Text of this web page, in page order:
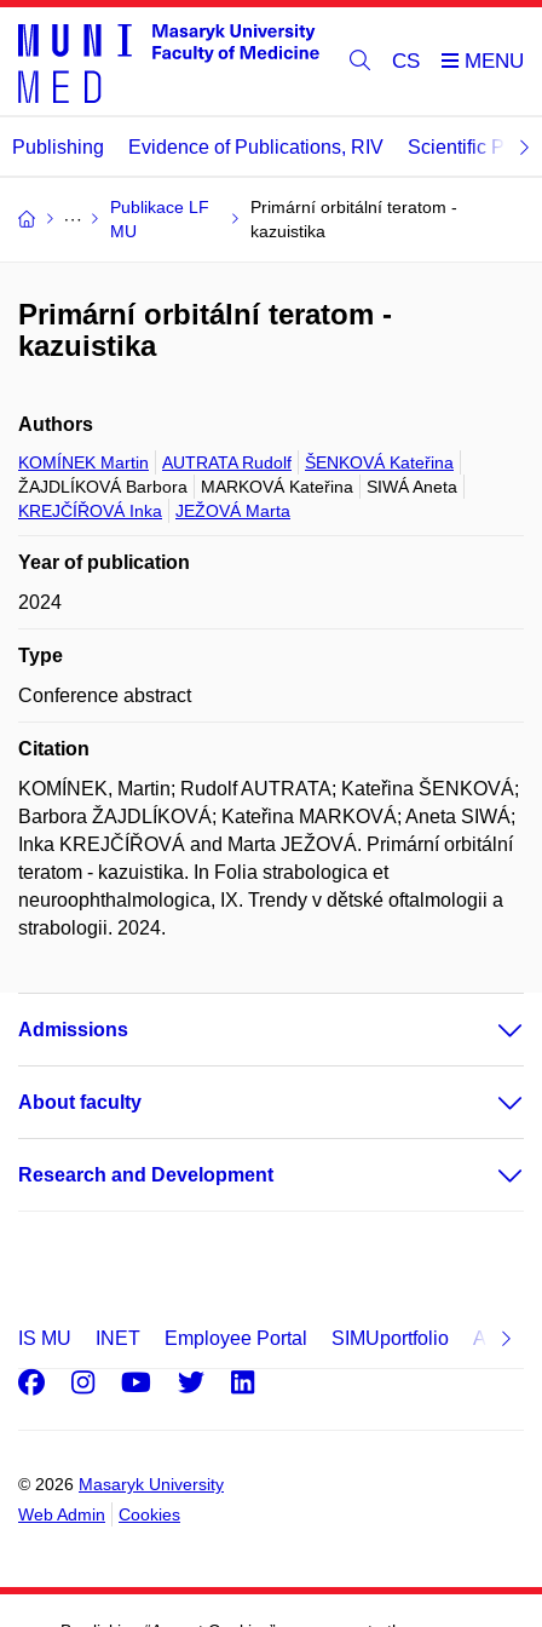
CS
Publishing Evidence of Publications, RIV Scientific
Publikace LF
MU
Primární orbitální teratom -
kazuistika
Primární orbitální teratom -
kazuistika
Authors
KOMÍNEK Martin AUTRATA Rudolf
ŠENKOVÁ Kateřina
ŽAJDLÍKOVÁ Barbora
MARKOVÁ Kateřina
SIWÁ Aneta
KREJČÍŘOVÁ Inka
JEŽOVÁ Marta
Year of publication
2024
Type
Conference abstract
Citation
KOMÍNEK, Martin; Rudolf AUTRATA; Kateřina ŠENKOVÁ;
Barbora ŽAJDLÍKOVÁ; Kateřina MARKOVÁ; Aneta SIWÁ;
Inka KREJČÍŘOVÁ and Marta JEŽOVÁ. Primární orbitální
teratom - kazuistika. In Folia strabologica et
neuroophthalmologica, IX. Trendy v dětské oftalmologii a
strabologii. 2024.
Admissions
About faculty
Research and Development
IS MU INET Employee Portal SIMUportfolio
© 2026 Masaryk University
Web Admin
Cookies
Facebook
Instagram
Youtube
Twitter